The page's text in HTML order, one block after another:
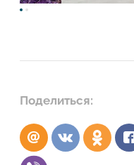
Поделиться: